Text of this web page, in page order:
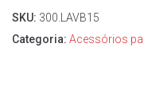
SKU: 300.LAVB15
Categoria: Acessórios